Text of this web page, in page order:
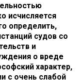
исчисляется
определить,
судов со
и
о вреде
характер,
с очень слабой